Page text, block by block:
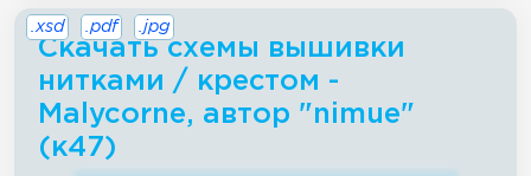
Скачать схемы вышивки
нитками / крестом -
Malycorne, автор "nimue"
(к47)
.xsd .pdf .jpg